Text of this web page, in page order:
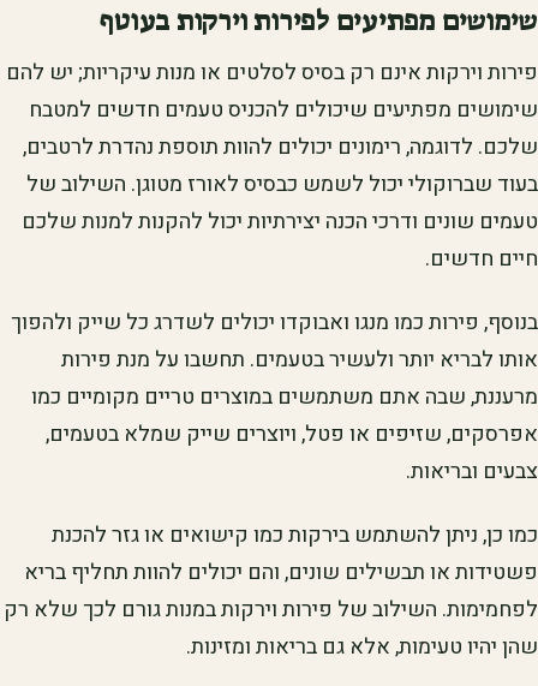
שימושים מפתיעים לפירות וירקות בעוטף
פירות וירקות אינם רק בסיס לסלטים או מנות עיקריות; יש להם
שימושים מפתיעים שיכולים להכניס טעמים חדשים למטבח
שלכם. לדוגמה, רימונים יכולים להוות תוספת נהדרת לרטבים,
בעוד שברוקולי יכול לשמש כבסיס לאורז מטוגן. השילוב של
טעמים שונים ודרכי הכנה יצירתיות יכול להקנות למנות שלכם
חיים חדשים.
בנוסף, פירות כמו מנגו ואבוקדו יכולים לשדרג כל שייק ולהפוך
אותו לבריא יותר ולעשיר בטעמים. תחשבו על מנת פירות
מרעננת, שבה אתם משתמשים במוצרים טריים מקומיים כמו
אפרסקים, שזיפים או פטל, ויוצרים שייק שמלא בטעמים,
צבעים ובריאות.
כמו כן, ניתן להשתמש בירקות כמו קישואים או גזר להכנת
פשטידות או תבשילים שונים, והם יכולים להוות תחליף בריא
לפחמימות. השילוב של פירות וירקות במנות גורם לכך שלא רק
שהן יהיו טעימות, אלא גם בריאות ומזינות.